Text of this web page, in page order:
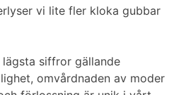
vi lite fler kloka gubbar
lägsta siffror gällande
omvårdnaden av moder